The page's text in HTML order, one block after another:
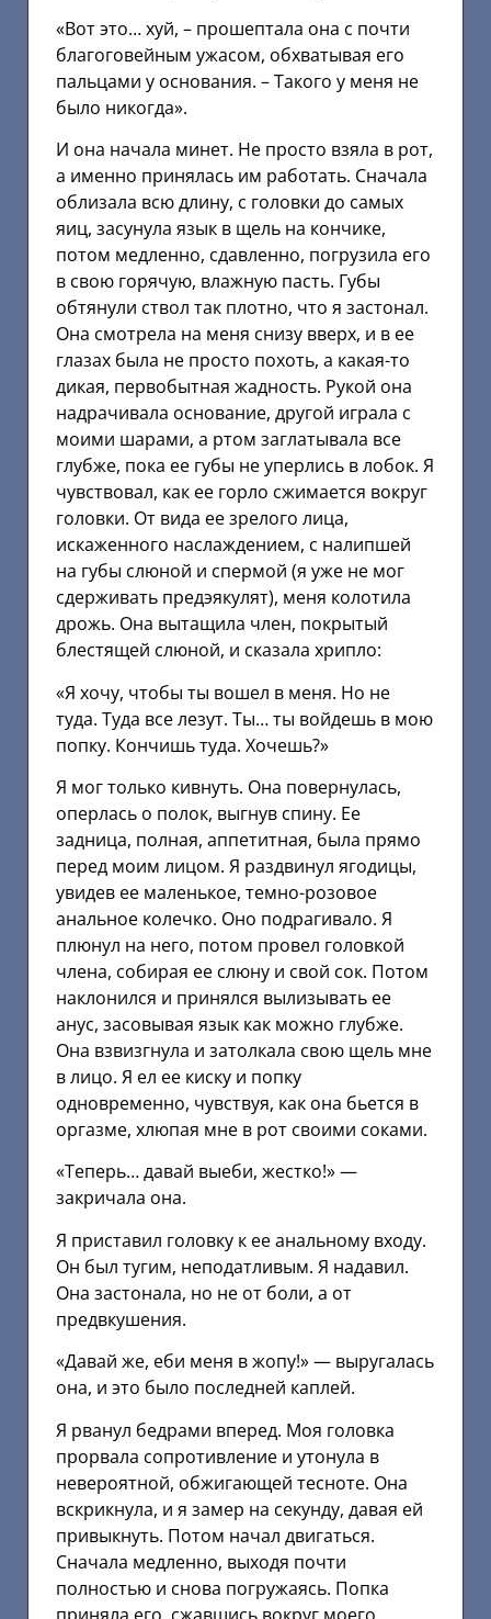
«Вот это… хуй, – прошептала она с почти
благоговейным ужасом, обхватывая его
пальцами у основания. – Такого у меня не
было никогда».
И она начала минет. Не просто взяла в рот,
а именно принялась им работать. Сначала
облизала всю длину, с головки до самых
яиц, засунула язык в щель на кончике,
потом медленно, сдавленно, погрузила его
в свою горячую, влажную пасть. Губы
обтянули ствол так плотно, что я застонал.
Она смотрела на меня снизу вверх, и в ее
глазах была не просто похоть, а какая-то
дикая, первобытная жадность. Рукой она
надрачивала основание, другой играла с
моими шарами, а ртом заглатывала все
глубже, пока ее губы не уперлись в лобок. Я
чувствовал, как ее горло сжимается вокруг
головки. От вида ее зрелого лица,
искаженного наслаждением, с налипшей
на губы слюной и спермой (я уже не мог
сдерживать предэякулят), меня колотила
дрожь. Она вытащила член, покрытый
блестящей слюной, и сказала хрипло:
«Я хочу, чтобы ты вошел в меня. Но не
туда. Туда все лезут. Ты… ты войдешь в мою
попку. Кончишь туда. Хочешь?»
Я мог только кивнуть. Она повернулась,
оперлась о полок, выгнув спину. Ее
задница, полная, аппетитная, была прямо
перед моим лицом. Я раздвинул ягодицы,
увидев ее маленькое, темно-розовое
анальное колечко. Оно подрагивало. Я
плюнул на него, потом провел головкой
члена, собирая ее слюну и свой сок. Потом
наклонился и принялся вылизывать ее
анус, засовывая язык как можно глубже.
Она взвизгнула и затолкала свою щель мне
в лицо. Я ел ее киску и попку
одновременно, чувствуя, как она бьется в
оргазме, хлюпая мне в рот своими соками.
«Теперь… давай выеби, жестко!» —
закричала она.
Я приставил головку к ее анальному входу.
Он был тугим, неподатливым. Я надавил.
Она застонала, но не от боли, а от
предвкушения.
«Давай же, еби меня в жопу!» — выругалась
она, и это было последней каплей.
Я рванул бедрами вперед. Моя головка
прорвала сопротивление и утонула в
невероятной, обжигающей тесноте. Она
вскрикнула, и я замер на секунду, давая ей
привыкнуть. Потом начал двигаться.
Сначала медленно, выходя почти
полностью и снова погружаясь. Попка
приняла его, сжавшись вокруг моего